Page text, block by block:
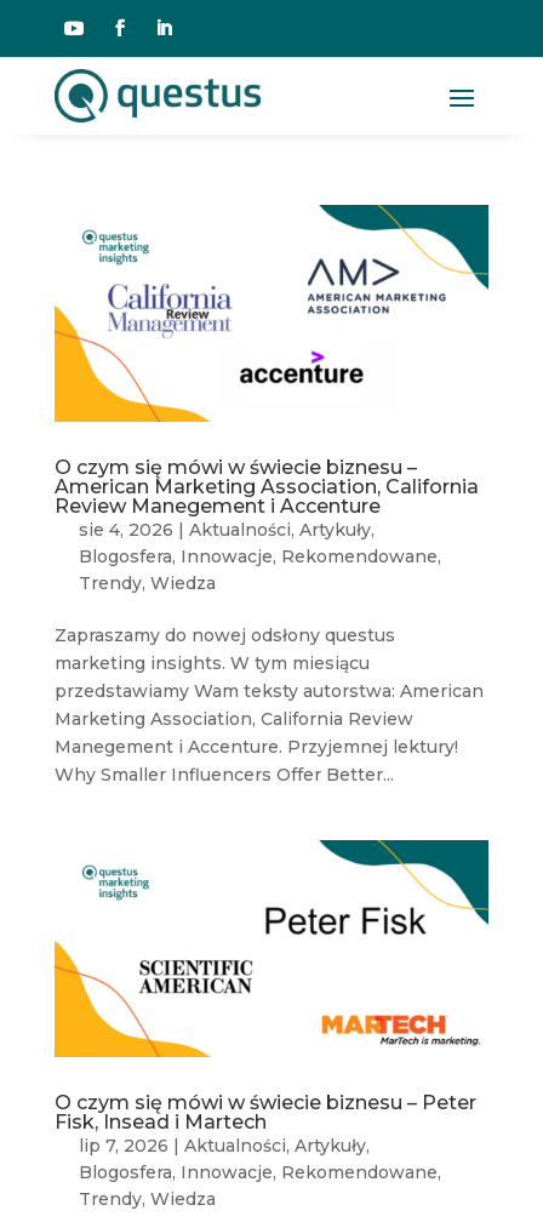
O czym się mówi w świecie biznesu –
American Marketing Association, California
Review Manegement i Accenture
sie 4, 2026 | Aktualności, Artykuły,
Blogosfera, Innowacje, Rekomendowane,
Trendy, Wiedza
Zapraszamy do nowej odsłony questus
marketing insights. W tym miesiącu
przedstawiamy Wam teksty autorstwa: American
Marketing Association, California Review
Manegement i Accenture. Przyjemnej lektury!
Why Smaller Influencers Offer Better...
O czym się mówi w świecie biznesu – Peter
Fisk, Insead i Martech
lip 7, 2026 | Aktualności, Artykuły,
Blogosfera, Innowacje, Rekomendowane,
Trendy, Wiedza